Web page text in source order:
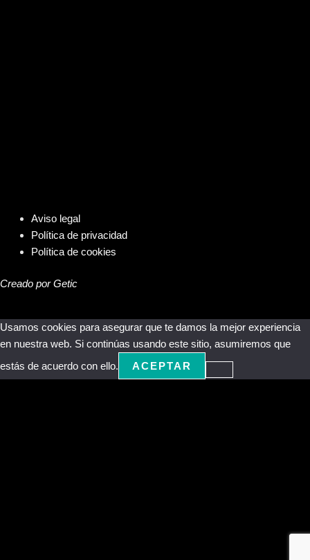
Aviso legal
Política de privacidad
Política de cookies
Creado por Getic
Usamos cookies para asegurar que te damos la mejor experiencia
en nuestra web. Si continúas usando este sitio, asumiremos que
estás de acuerdo con ello.
ACEPTAR